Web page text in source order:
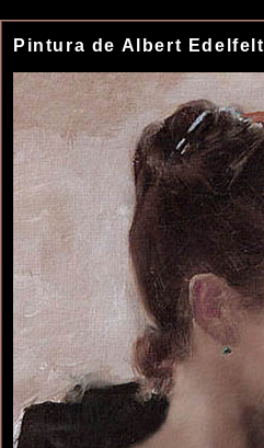
Pintura de Albert Edelfelt